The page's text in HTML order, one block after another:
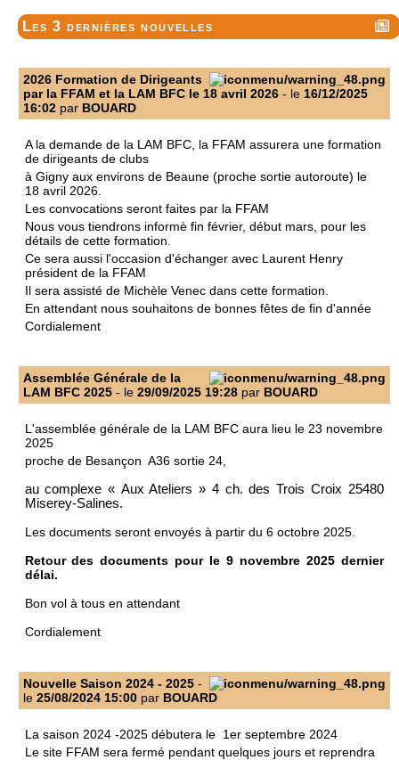
Les 3 dernières nouvelles
2026 Formation de Dirigeants
par la FFAM et la LAM BFC le 18 avril 2026 - le 16/12/2025
16:02par BOUARD
A la demande de la LAM BFC, la FFAM assurera une formation
de dirigeants de clubs
à Gigny aux environs de Beaune (proche sortie autoroute) le
18 avril 2026.
Les convocations seront faites par la FFAM
Nous vous tiendrons informè fin février, début mars, pour les
détails de cette formation.
Ce sera aussi l'occasion d'échanger avec Laurent Henry
président de la FFAM
Il sera assisté de Michèle Venec dans cette formation.
En attendant nous souhaitons de bonnes fêtes de fin d'année
Cordialement
Assemblée Générale de la
LAM BFC 2025 - le 29/09/2025 19:28par BOUARD
L'assemblée générale de la LAM BFC aura lieu le 23 novembre
2025
proche de Besançon A36 sortie 24,
au complexe « Aux Ateliers » 4 ch. des Trois Croix 25480
Miserey-Salines.
Les documents seront envoyés à partir du 6 octobre 2025.
Retour des documents pour le 9 novembre 2025 dernier
délai.
Bon vol à tous en attendant
Cordialement
Nouvelle Saison 2024 - 2025 -
le 25/08/2024 15:00par BOUARD
La saison 2024 -2025 débutera le 1er septembre 2024
Le site FFAM sera fermé pendant quelques jours et reprendra